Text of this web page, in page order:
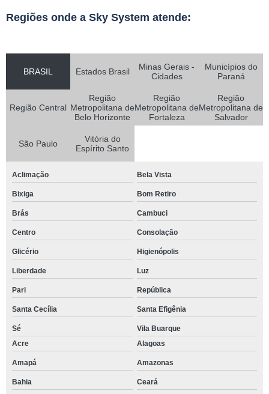
Regiões onde a Sky System atende:
BRASIL Estados Brasil
Minas Gerais -
Cidades
Municípios do
Paraná
Região Central
Região
Metropolitana de
Belo Horizonte
Região
Metropolitana de
Fortaleza
Região
Metropolitana de
Salvador
São Paulo
Vitória do
Espírito Santo
Aclimação Bela Vista
Bixiga Bom Retiro
Brás Cambuci
Centro Consolação
Glicério Higienópolis
Liberdade Luz
Pari República
Santa Cecília Santa Efigênia
Sé
Vila Buarque
Acre
Alagoas
Amapá Amazonas
Bahia Ceará